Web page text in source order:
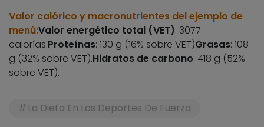
Valor calórico y macronutrientes del ejemplo de
menú:Valor energético total (VET): 3077
calorías.Proteínas: 130 g (16% sobre VET)Grasas: 108
g (32% sobre VET).Hidratos de carbono: 418 g (52%
sobre VET).
La Dieta En Los Deportes De Fuerza